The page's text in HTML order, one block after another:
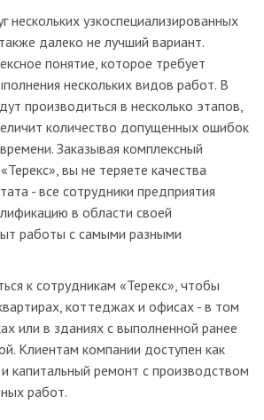
нескольких узкоспециализированных
далеко не лучший вариант.
понятие, которое требует
нескольких видов работ. В
производиться в несколько этапов,
количество допущенных ошибок
Заказывая комплексный
вы не теряете качества
- все сотрудники предприятия
в области своей
работы с самыми разными
к сотрудникам «Терекс», чтобы
коттеджах и офисах - в том
или в зданиях с выполненной ранее
Клиентам компании доступен как
капитальный ремонт с производством
работ.